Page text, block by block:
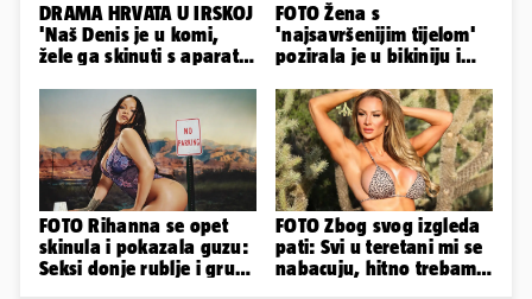
DRAMA HRVATA U IRSKOJ
'Naš Denis je u komi,
žele ga skinuti s aparata!
FOTO Žena s
'najsavršenijim tijelom'
pozirala je u bikiniju i
obline...
FOTO Rihanna se opet
skinula i pokazala guzu:
Seksi donje rublje i grudi
FOTO Zbog svog izgleda
pati: Svi u teretani mi se
nabacuju, hitno trebam